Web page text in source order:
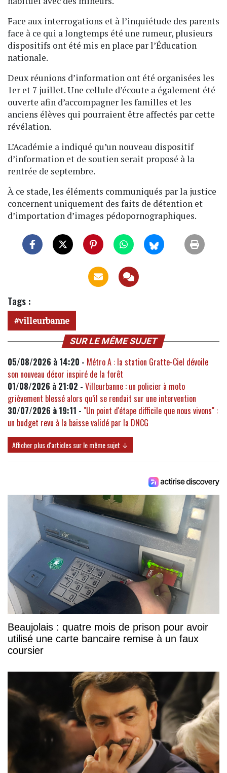
Face aux interrogations et à l’inquiétude des parents
face à ce qui a longtemps été une rumeur, plusieurs
dispositifs ont été mis en place par l’Éducation
nationale.
Deux réunions d’information ont été organisées les
1er et 7 juillet. Une cellule d’écoute a également été
ouverte afin d’accompagner les familles et les
anciens élèves qui pourraient être affectés par cette
révélation.
L’Académie a indiqué qu’un nouveau dispositif
d’information et de soutien serait proposé à la
rentrée de septembre.
À ce stade, les éléments communiqués par la justice
concernent uniquement des faits de détention et
d’importation d’images pédopornographiques.
Tags :
villeurbanne
SUR LE MÊME SUJET
05/08/2026 à 14:20 - Métro A : la station Gratte-Ciel dévoile
son nouveau décor inspiré de la forêt
01/08/2026 à 21:02 - Villeurbanne : un policier à moto
grièvement blessé alors qu’il se rendait sur une intervention
30/07/2026 à 19:11 - "Un point d'étape difficile que nous vivons" :
un budget revu à la baisse validé par la DNCG
Afficher plus d'articles sur le même sujet ↓
Beaujolais : quatre mois de prison pour avoir
utilisé une carte bancaire remise à un faux
coursier